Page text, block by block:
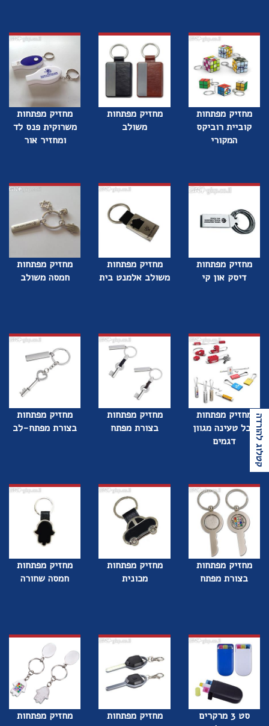
קטלוג להורדה
מחזיק מפתחות
קוביית רוביקס
המקורי
מחזיק מפתחות
משולב
מחזיק מפתחות
משרוקית פנס לד
ומחזיר אור
מחזיק מפתחות
דיסק און קי
מחזיק מפתחות
משולב אלמנט בית
מחזיק מפתחות
חמסה משולב
מחזיק מפתחות
כבל טעינה מגוון
דגמים
מחזיק מפתחות
בצורת מפתח
מחזיק מפתחות
בצורת מפתח-לב
מחזיק מפתחות
בצורת מפתח
מחזיק מפתחות
מכונית
מחזיק מפתחות
חמסה שחורה
סט 3 מרקרים
מחזיק מפתחות
מחזיק מפתחות